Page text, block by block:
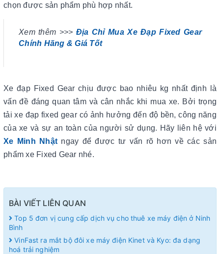
chọn được sản phẩm phù hợp nhất.
Xem thêm >>> Địa Chỉ Mua Xe Đạp Fixed Gear
Chính Hãng & Giá Tốt
Xe đạp Fixed Gear chịu được bao nhiêu kg nhất định là
vấn đề đáng quan tâm và cân nhắc khi mua xe. Bởi trọng
tải xe đạp fixed gear có ảnh hưởng đến độ bền, công năng
của xe và sự an toàn của người sử dụng. Hãy liên hệ với
Xe Minh Nhật ngay để được tư vấn rõ hơn về các sản
phẩm xe Fixed Gear nhé.
BÀI VIẾT LIÊN QUAN
Top 5 đơn vị cung cấp dịch vụ cho thuê xe máy điện ở Ninh
Bình
VinFast ra mắt bộ đôi xe máy điện Kinet và Kyo: đa dạng
hoá trải nghiệm